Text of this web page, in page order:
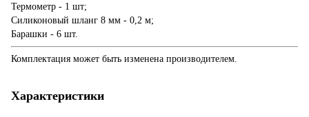
Термометр - 1 шт;
Силиконовый шланг 8 мм - 0,2 м;
Барашки - 6 шт.
Комплектация может быть изменена производителем.
Характеристики